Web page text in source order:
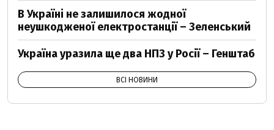
В Україні не залишилося жодної
неушкодженої електростанції – Зеленський
Україна уразила ще два НПЗ у Росії – Генштаб
ВСІ НОВИНИ